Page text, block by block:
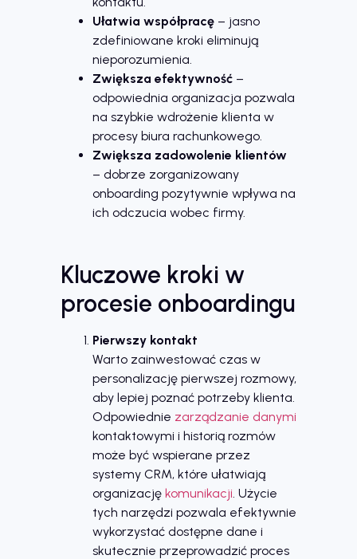
Ułatwia współpracę – jasno
zdefiniowane kroki eliminują
nieporozumienia.
Zwiększa efektywność –
odpowiednia organizacja pozwala
na szybkie wdrożenie klienta w
procesy biura rachunkowego.
Zwiększa zadowolenie klientów
– dobrze zorganizowany
onboarding pozytywnie wpływa na
ich odczucia wobec firmy.
Kluczowe kroki w
procesie onboardingu
Pierwszy kontakt
Warto zainwestować czas w
personalizację pierwszej rozmowy,
aby lepiej poznać potrzeby klienta.
Odpowiednie zarządzanie danymi
kontaktowymi i historią rozmów
może być wspierane przez
systemy CRM, które ułatwiają
organizację komunikacji . Użycie
tych narzędzi pozwala efektywnie
wykorzystać dostępne dane i
skutecznie przeprowadzić proces